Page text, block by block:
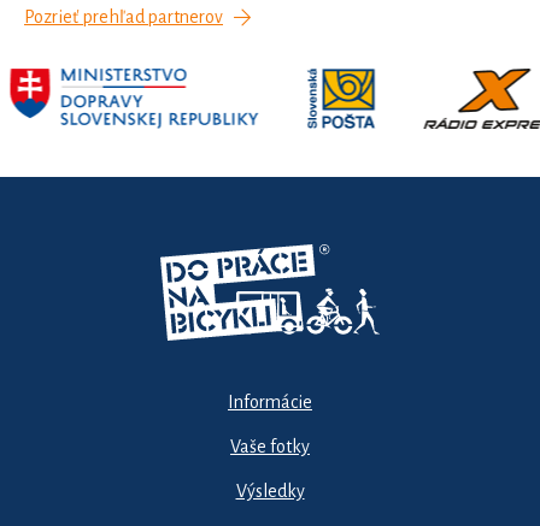
Pozrieť prehľad partnerov
Informácie
Vaše fotky
Výsledky